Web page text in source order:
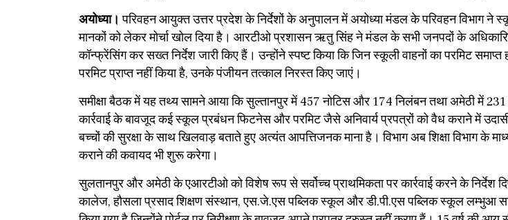
अयोध्या।परिवहन आयुक्त उत्तर प्रदेश के निर्देशों के अनुपालन में अयोध्या मंडल के परिवहन विभाग ने
मानकों को लेकर मोर्चा खोल दिया है। आरटीओ प्रशासन ऋतु सिंह ने मंडल के सभी जनपदों के
कॉन्फ्रेंसिंग कर सख्त निर्देश जारी किए हैं। उन्होंने स्पष्ट किया कि जिन स्कूली वाहनों का परमिट समाप्त
परमिट प्राप्त नहीं किया है, उनके पंजीयन तत्काल निरस्त किए जाएं।
​समीक्षा बैठक में यह तथ्य सामने आया कि सुल्तानपुर में 457 नोटिस और 174 निलंबन तथा अमेठी में
कार्रवाई के बावजूद कई स्कूल प्रबंधन फिटनेस और परमिट जैसे अनिवार्य प्रपत्रों को वैध कराने में
बच्चों की सुरक्षा के साथ खिलवाड़ बताते हुए अत्यंत आपत्तिजनक माना है। विभाग अब शिक्षा विभाग के
कराने की कवायद भी शुरू करेगा।
​सुलतानपुर और अमेठी के एआरटीओ को विशेष रूप से सर्वोच्च प्राथमिकता पर कार्रवाई करने के निर्देश
कालेज, हौसला प्रसाद शिक्षण संस्थान, एस.जे.एस पब्लिक स्कूल और डी.पी.एस पब्लिक स्कूल लम्भुआ